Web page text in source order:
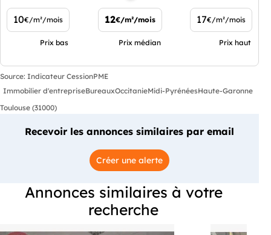
10€/m²/mois
Prix bas
12€/m²/mois
Prix médian
17€/m²/mois
Prix haut
Source: Indicateur CessionPME
Immobilier d'entrepriseBureauxOccitanieMidi-PyrénéesHaute-Garonne
Toulouse (31000)
Recevoir les annonces similaires par email
Créer une alerte
Annonces similaires à votre
recherche